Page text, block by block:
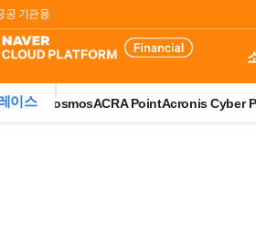
공 기관용
이스 CosmosACRA PointAcronis Cyber